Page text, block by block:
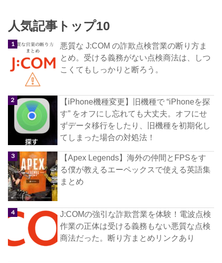
人気記事トップ10
悪質な J:COM の詐欺点検営業の断り方ま
とめ。受ける義務がない点検商法は、しつ
こくてもしっかりと断ろう。
【iPhone機種変更】旧機種で “iPhoneを探
す” をオフにし忘れても大丈夫。オフにせ
ずデータ移行をしたり、旧機種を初期化し
てしまった場合の対処法！
【Apex Legends】海外の仲間とFPSをす
る僕が教えるエーペックスで使える英語集
まとめ
J:COMの強引な詐欺営業を体験！電波点検
作業の正体は受ける義務もない悪質な点検
商法だった。断り方まとめリンクあり